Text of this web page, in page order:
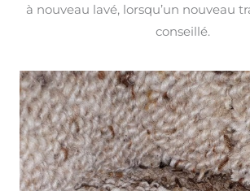
à nouveau lavé, lorsqu’un nouveau
conseillé.